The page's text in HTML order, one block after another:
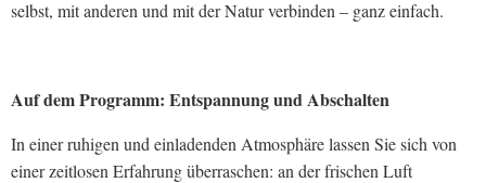
selbst, mit anderen und mit der Natur verbinden – ganz einfach.
Auf dem Programm: Entspannung und Abschalten
In einer ruhigen und einladenden Atmosphäre lassen Sie sich von
einer zeitlosen Erfahrung überraschen: an der frischen Luft